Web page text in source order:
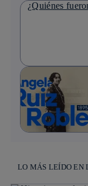
¿Quiénes
LO MÁS LEÍDO EN